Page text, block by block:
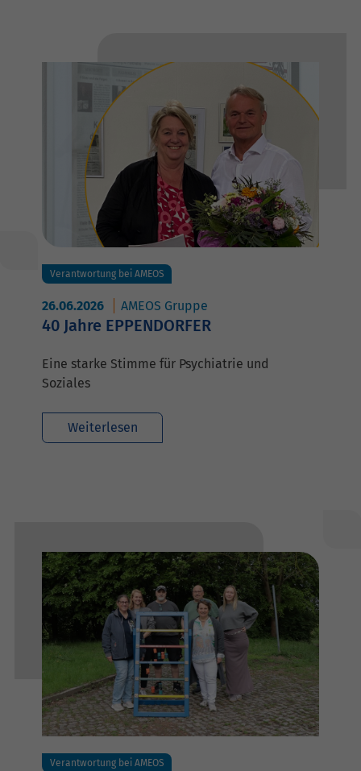
Verantwortung bei AMEOS
26.06.2026 AMEOS Gruppe
40 Jahre EPPENDORFER
Eine starke Stimme für Psychiatrie und
Soziales
Weiterlesen
Verantwortung bei AMEOS